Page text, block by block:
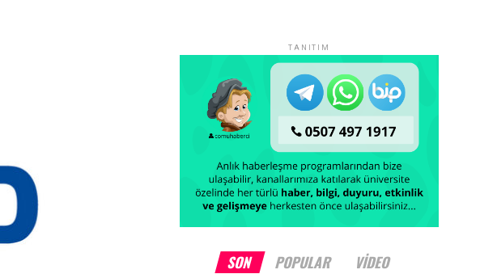
TANITIM
SON POPULAR VIDEO